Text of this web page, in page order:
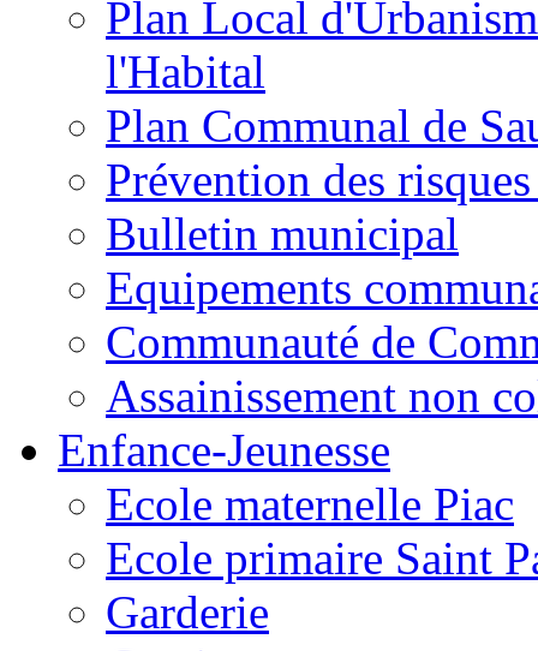
Plan Local
l'Habital
Plan Communal de
Prévention des
Bulletin municipal
Equipements
Communauté de
Assainissement non
Enfance-Jeunesse
Ecole maternelle Piac
Ecole primaire Saint
Garderie